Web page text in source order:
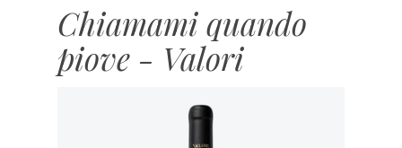
Chiamami quando
piove - Valori